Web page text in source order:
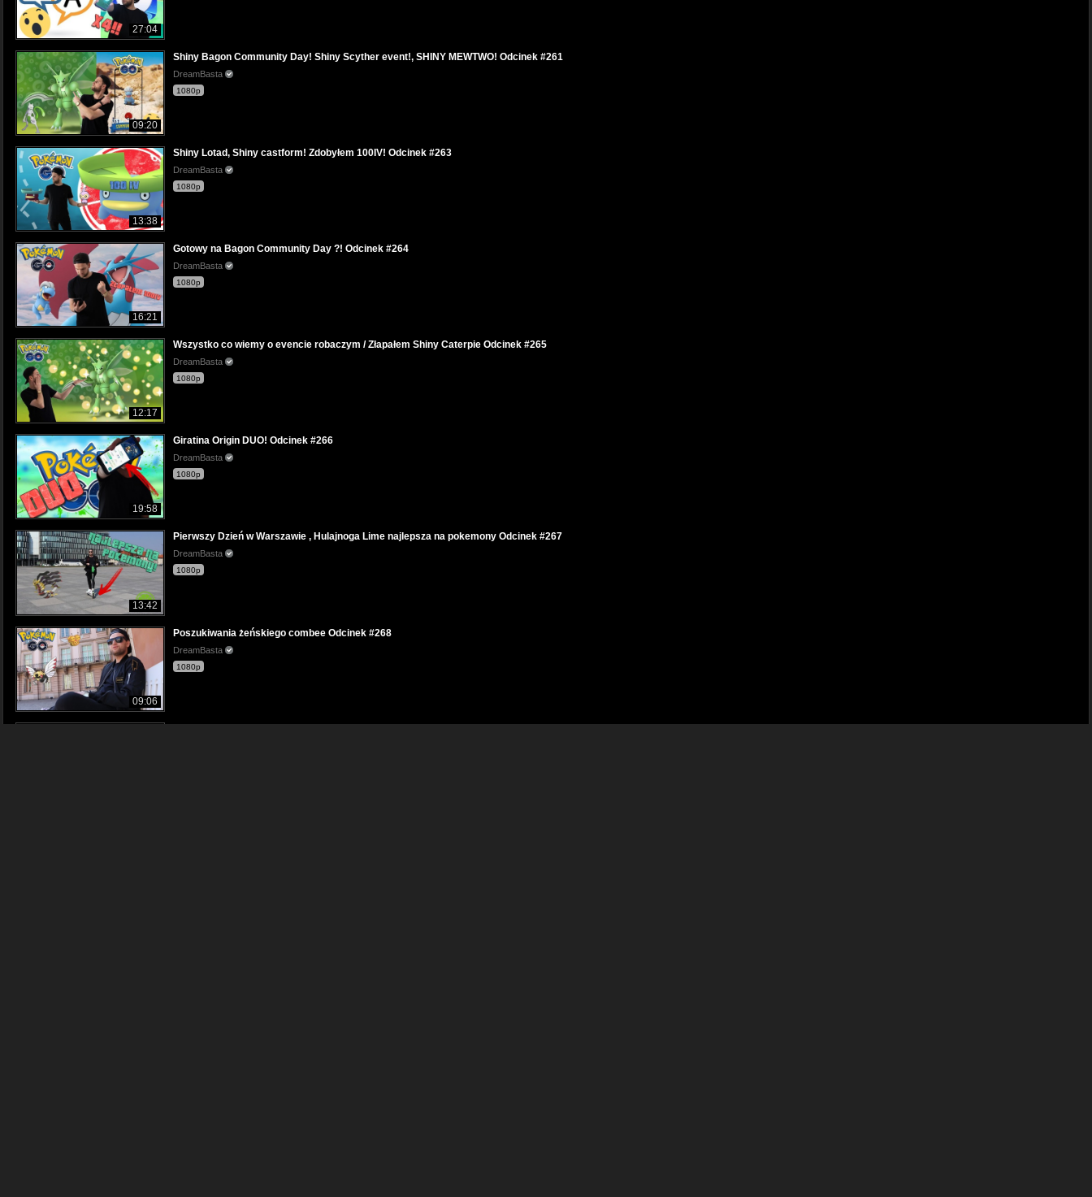
27:04
09:20
Shiny Bagon Community Day! Shiny Scyther event!, SHINY MEWTWO! Odcinek #261
DreamBasta
1080p
13:38
Shiny Lotad, Shiny castform! Zdobyłem 100IV! Odcinek #263
DreamBasta
1080p
16:21
Gotowy na Bagon Community Day ?! Odcinek #264
DreamBasta
1080p
12:17
Wszystko co wiemy o evencie robaczym / Złapałem Shiny Caterpie Odcinek #265
DreamBasta
1080p
19:58
Giratina Origin DUO! Odcinek #266
DreamBasta
1080p
13:42
Pierwszy Dzień w Warszawie , Hulajnoga Lime najlepsza na pokemony Odcinek #267
DreamBasta
1080p
09:06
Poszukiwania żeńskiego combee Odcinek #268
DreamBasta
1080p